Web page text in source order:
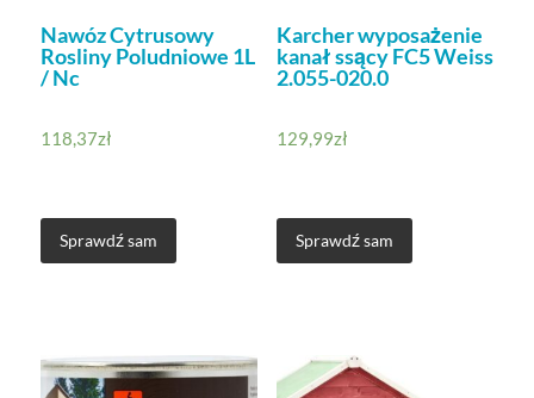
Nawóz Cytrusowy
Rosliny Poludniowe 1L
/ Nc
118,37zł
Sprawdź sam
Karcher wyposażenie
kanał ssący FC5 Weiss
2.055-020.0
129,99zł
Sprawdź sam